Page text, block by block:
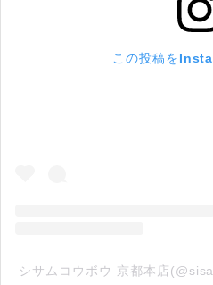
この投稿を
シサムコウボウ 京都本店